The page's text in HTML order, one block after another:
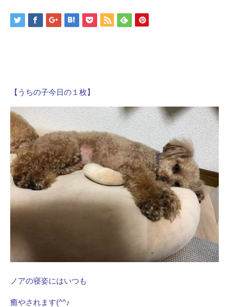
【うちの子今日の１枚】
ノアの寝姿にはいつも
癒やされます(^^♪